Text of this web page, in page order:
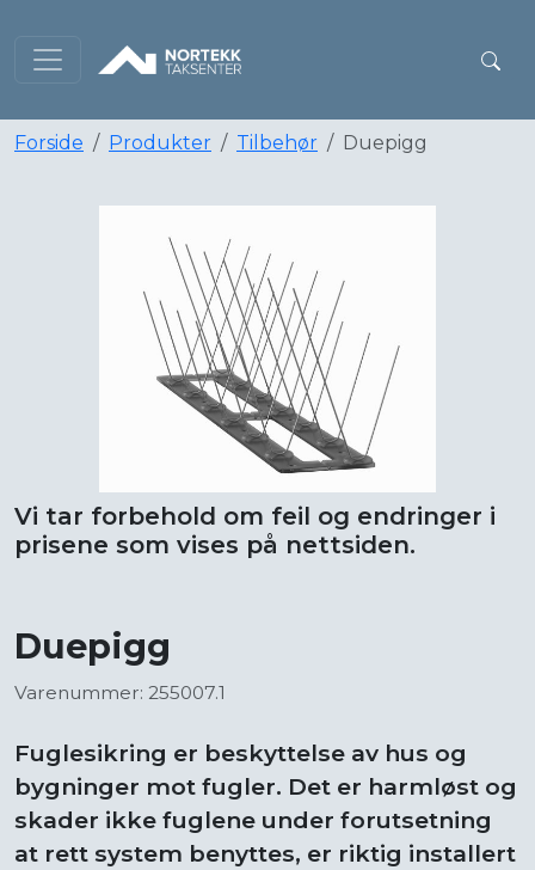
Forside Produkter Tilbehør Duepigg
Vi tar forbehold om feil og endringer i
prisene som vises på nettsiden.
Duepigg
Varenummer: 255007.1
Fuglesikring er beskyttelse av hus og
bygninger mot fugler. Det er harmløst og
skader ikke fuglene under forutsetning
at rett system benyttes, er riktig installert